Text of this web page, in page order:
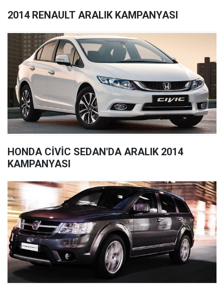
2014 RENAULT ARALIK KAMPANYASI
HONDA CİVİC SEDAN'DA ARALIK 2014
KAMPANYASI